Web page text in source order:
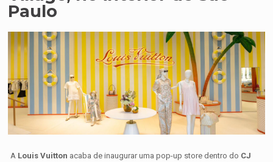
Paulo
A Louis Vuitton acaba de inaugurar uma pop-up store dentro do CJ